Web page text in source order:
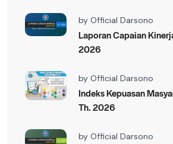
by Official Darsono
Laporan Capaian
2026
by Official Darsono
Indeks Kepuasan
Th. 2026
by Official Darsono